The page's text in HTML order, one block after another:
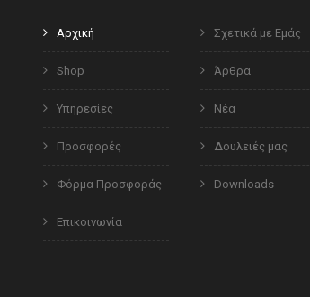
Αρχική Σχετικά με Εμάς
Shop Άρθρα
Υπηρεσίες Νέα
Προσφορές Δουλειές μας
Φόρμα Προσφοράς Downloads
Επικοινωνία